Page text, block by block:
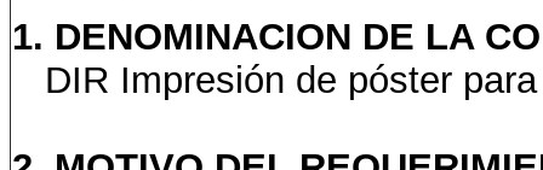
1. DENOMINACION DE LA
DIR Impresión de póster